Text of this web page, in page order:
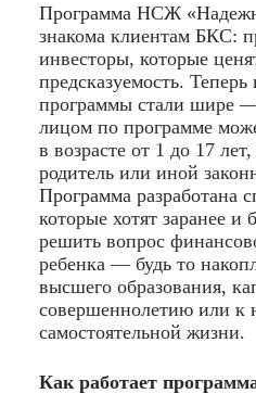
Программа НСЖ
знакома клиентам БКС:
инвесторы, которые
предсказуемость.
программы стали шире
лицом по программе
в возрасте от 1 до 17
родитель или иной
Программа разработана
которые хотят заранее и
решить вопрос
ребенка — будь то
высшего образования,
совершеннолетию или к
самостоятельной жизни.
Как работает